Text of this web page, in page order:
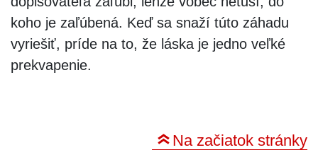
koho je zaľúbená. Keď sa snaží túto záhadu
vyriešiť, príde na to, že láska je jedno veľké
prekvapenie.
Na začiatok stránky